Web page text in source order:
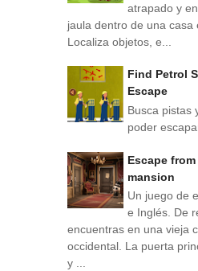
atrapado y
jaula dentro de una casa
Localiza objetos, e...
Find Petrol
Escape
Busca pistas
poder
Escape
mansion
Un juego de
e Inglés. De
encuentras en una vieja
occidental. La puerta
y ...